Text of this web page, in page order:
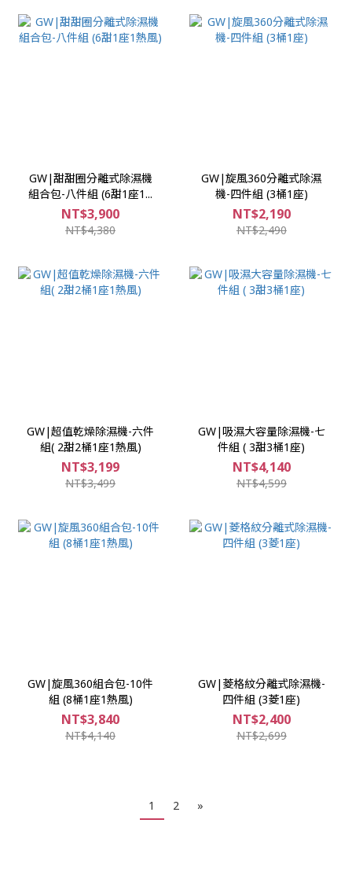
GW|甜甜圈分離式除濕機
組合包-八件組 (6甜1座1...
NT$3,900
NT$4,380
GW|旋風360分離式除濕
機-四件組 (3桶1座)
NT$2,190
NT$2,490
GW|超值乾燥除濕機-六件
組( 2甜2桶1座1熱風)
NT$3,199
NT$3,499
GW|吸濕大容量除濕機-七
件組 ( 3甜3桶1座)
NT$4,140
NT$4,599
GW|旋風360組合包-10件
組 (8桶1座1熱風)
NT$3,840
NT$4,140
GW|菱格紋分離式除濕機-
四件組 (3菱1座)
NT$2,400
NT$2,699
1 2 »